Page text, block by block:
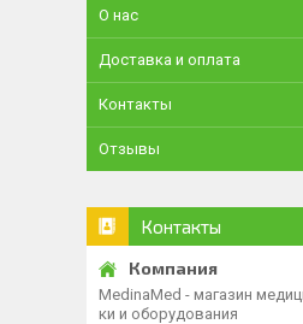
О нас
Доставка и оплата
Контакты
Отзывы
Контакты
MedinaMed - магазин
ки и оборудования